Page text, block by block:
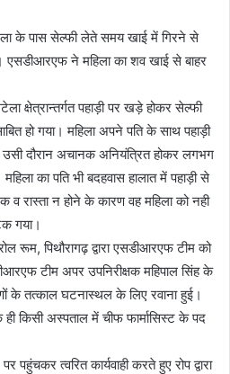
के पास सेल्फी लेते समय खाई में गिरने से
एसडीआरएफ ने महिला का शव खाई से बाहर
क्षेत्रान्तर्गत पहाड़ी पर खड़े होकर सेल्फी
हो गया। महिला अपने पति के साथ पहाड़ी
दौरान अचानक अनियंत्रित होकर लगभग
का पति भी बदहवास हालात में पहाड़ी से
व रास्ता न होने के कारण वह महिला को नही
गया।
पिथौरागढ़ द्वारा एसडीआरएफ टीम को
टीम अपर उपनिरीक्षक महिपाल सिंह के
के तत्काल घटनास्थल के लिए रवाना हुई।
किसी अस्पताल में चीफ फार्मासिस्ट के पद
पहुंचकर त्वरित कार्यवाही करते हुए रोप द्वारा